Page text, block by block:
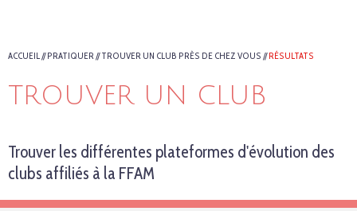
ACCUEIL//PRATIQUER//TROUVER UN CLUB PRÈS DE CHEZ VOUS //RÉSULTATS
TROUVER UN CLUB
Trouver les différentes plateformes d'évolution des
clubs affiliés à la FFAM